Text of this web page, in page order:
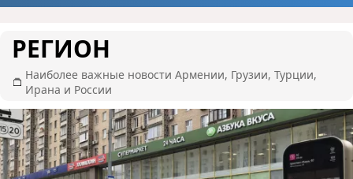
РЕГИОН
Наиболее важные новости Армении, Грузии, Турции,
Ирана и России